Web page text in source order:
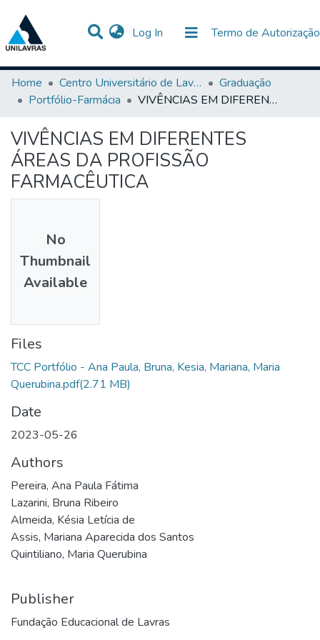
Log In (current) Termo de Autorização
Communities & Collections
Statistics
All of DSpace
Home
Centro Universitário de Lavras-UNILAVRAS
Graduação
Portfólio-Farmácia
VIVÊNCIAS EM DIFERENTES ÁREAS DA PROFISSÃO FARMACÊUTICA
VIVÊNCIAS EM DIFERENTES
ÁREAS DA PROFISSÃO
FARMACÊUTICA
No
Thumbnail
Available
Files
TCC Portfólio - Ana Paula, Bruna, Kesia, Mariana, Maria
Querubina.pdf(2.71 MB)
Date
2023-05-26
Authors
Pereira, Ana Paula Fátima
Lazarini, Bruna Ribeiro
Almeida, Késia Letícia de
Assis, Mariana Aparecida dos Santos
Quintiliano, Maria Querubina
Publisher
Fundação Educacional de Lavras